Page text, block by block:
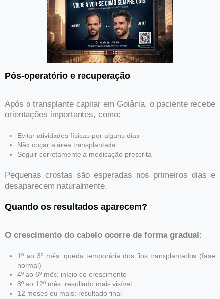
Pós-operatório e recuperação
Após o transplante capilar em Goiânia, o paciente recebe
orientações importantes, como:
Evitar atividades físicas por alguns dias
Não coçar a área transplantada
Seguir corretamente a medicação prescrita
Pequenas crostas são esperadas nos primeiros dias e
desaparecem naturalmente.
Quando os resultados aparecem?
O crescimento do cabelo ocorre de forma gradual:
1º ao 3º mês: queda temporária dos fios transplantados (fase
normal)
4º ao 6º mês: início do crescimento
8º ao 12º mês: resultado mais visível
12 meses ou mais: resultado final